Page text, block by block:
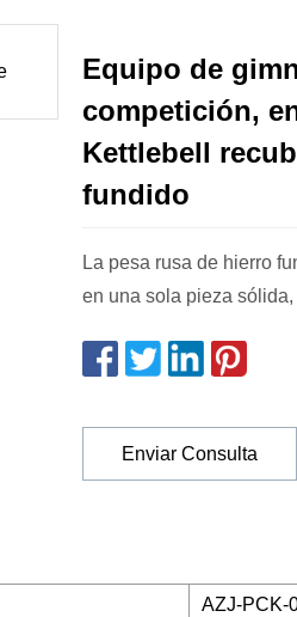
Equipo de
competición,
Kettlebell
fundido
La pesa rusa de hierro
en una sola pieza
Enviar Consulta
AZJ-PCK-